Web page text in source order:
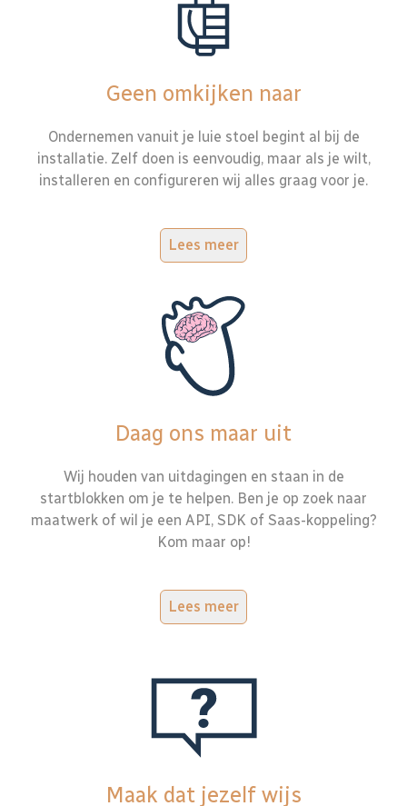
Geen omkijken naar
Ondernemen vanuit je luie stoel begint al bij de
installatie. Zelf doen is eenvoudig, maar als je wilt,
installeren en configureren wij alles graag voor je.
Lees meer
Daag ons maar uit
Wij houden van uitdagingen en staan in de
startblokken om je te helpen. Ben je op zoek naar
maatwerk of wil je een API, SDK of Saas-koppeling?
Kom maar op!
Lees meer
Maak dat jezelf wijs